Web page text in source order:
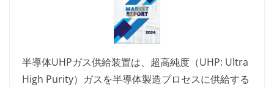
半導体UHPガス供給装置は、超高純度（UHP: Ultra
High Purity）ガスを半導体製造プロセスに供給する